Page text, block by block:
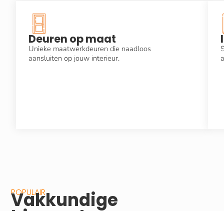
Deuren op maat
Unieke maatwerkdeuren die naadloos
aansluiten op jouw interieur.
POPULAIR
Vakkundige